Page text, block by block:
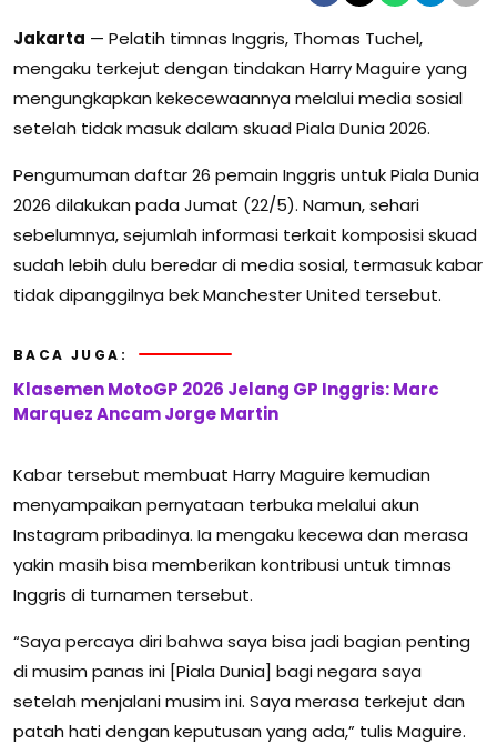
Jakarta — Pelatih timnas Inggris, Thomas Tuchel,
mengaku terkejut dengan tindakan Harry Maguire yang
mengungkapkan kekecewaannya melalui media sosial
setelah tidak masuk dalam skuad Piala Dunia 2026.
Pengumuman daftar 26 pemain Inggris untuk Piala Dunia
2026 dilakukan pada Jumat (22/5). Namun, sehari
sebelumnya, sejumlah informasi terkait komposisi skuad
sudah lebih dulu beredar di media sosial, termasuk kabar
tidak dipanggilnya bek Manchester United tersebut.
BACA JUGA:
Klasemen MotoGP 2026 Jelang GP Inggris: Marc
Marquez Ancam Jorge Martin
Kabar tersebut membuat Harry Maguire kemudian
menyampaikan pernyataan terbuka melalui akun
Instagram pribadinya. Ia mengaku kecewa dan merasa
yakin masih bisa memberikan kontribusi untuk timnas
Inggris di turnamen tersebut.
“Saya percaya diri bahwa saya bisa jadi bagian penting
di musim panas ini [Piala Dunia] bagi negara saya
setelah menjalani musim ini. Saya merasa terkejut dan
patah hati dengan keputusan yang ada,” tulis Maguire.